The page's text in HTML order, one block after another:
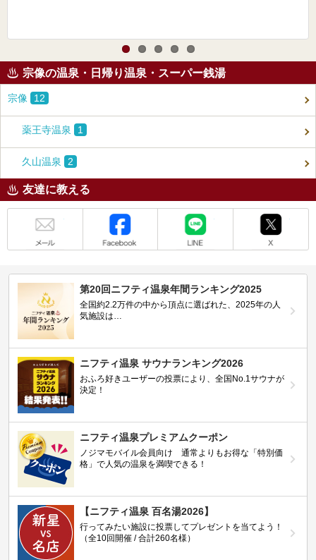
宗像の温泉・日帰り温泉・スーパー銭湯
宗像 12
薬王寺温泉 1
久山温泉 2
友達に教える
第20回ニフティ温泉年間ランキング2025
全国約2.2万件の中から頂点に選ばれた、2025年の人
気施設は…
ニフティ温泉 サウナランキング2026
おふろ好きユーザーの投票により、全国No.1サウナが
決定！
ニフティ温泉プレミアムクーポン
ノジマモバイル会員向け 通常よりもお得な「特別価
格」で人気の温泉を満喫できる！
【ニフティ温泉 百名湯2026】
行ってみたい施設に投票してプレゼントを当てよう！
（全10回開催 / 合計260名様）